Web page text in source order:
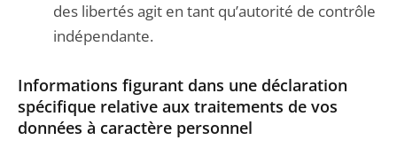
des libertés agit en tant qu’autorité de contrôle
indépendante.
Informations figurant dans une déclaration
spécifique relative aux traitements de vos
données à caractère personnel